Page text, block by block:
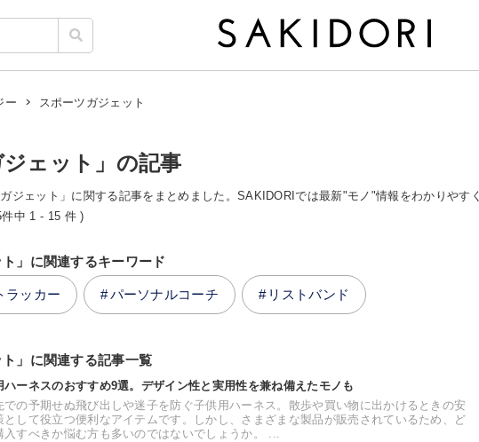
ー スポーツガジェット
ジェット」の記事
ジェット」に関する記事をまとめました。SAKIDORIでは最新"モノ"情報をわかりやすく
中 1 - 15 件 )
ト」に関連するキーワード
ラッカー パーソナルコーチ リストバンド
ト」に関連する記事一覧
ハーネスのおすすめ9選。デザイン性と実用性を兼ね備えたモノも
での予期せぬ飛び出しや迷子を防ぐ子供用ハーネス。散歩や買い物に出かけるときの安
として役立つ便利なアイテムです。しかし、さまざまな製品が販売されているため、ど
入すべきか悩む方も多いのではないでしょうか。 ...